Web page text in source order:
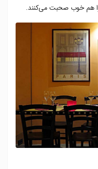
هم خوب صحبت می‌کنند.